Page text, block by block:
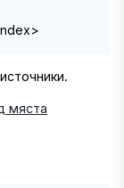
мяста